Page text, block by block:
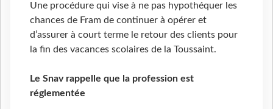
Une procédure qui vise à ne pas hypothéquer les
chances de Fram de continuer à opérer et
d’assurer à court terme le retour des clients pour
la fin des vacances scolaires de la Toussaint.
Le Snav rappelle que la profession est
réglementée